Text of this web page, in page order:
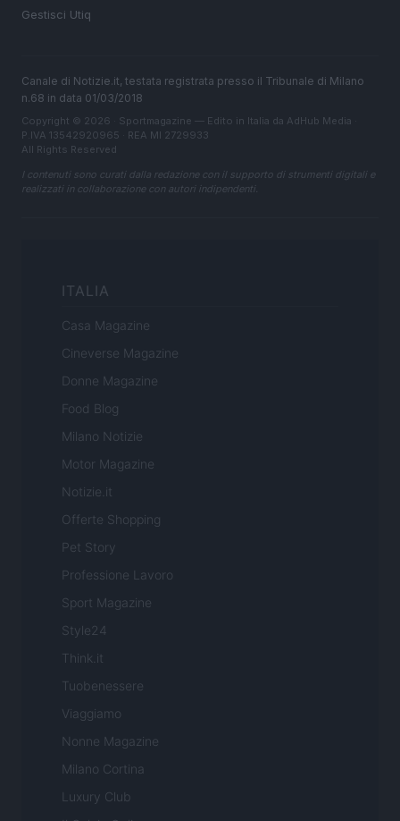
Gestisci Utiq
Canale di Notizie.it, testata registrata presso il Tribunale di Milano
n.68 in data 01/03/2018
Copyright © 2026 · Sportmagazine — Edito in Italia da AdHub Media
P.IVA 13542920965 · REA MI 2729933
All Rights Reserved
I contenuti sono curati dalla redazione con il supporto di strumenti digitali e
realizzati in collaborazione con autori indipendenti.
ITALIA
Casa Magazine
Cineverse Magazine
Donne Magazine
Food Blog
Milano Notizie
Motor Magazine
Notizie.it
Offerte Shopping
Pet Story
Professione Lavoro
Sport Magazine
Style24
Think.it
Tuobenessere
Viaggiamo
Nonne Magazine
Milano Cortina
Luxury Club